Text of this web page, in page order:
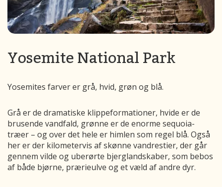
Yosemite National Park
Yosemites farver er grå, hvid, grøn og blå.
Grå er de dramatiske klippeformationer, hvide er de
brusende vandfald, grønne er de enorme sequoia-
træer – og over det hele er himlen som regel blå. Også
her er der kilometervis af skønne vandrestier, der går
gennem vilde og uberørte bjerglandskaber, som bebos
af både bjørne, prærieulve og et væld af andre dyr.